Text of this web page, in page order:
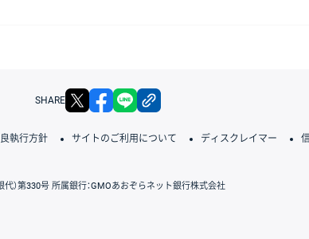
SHARE X facebook
執行方針 サイトのご利用について ディスクレイマー
）第330号 所属銀行：GMOあおぞらネット銀行株式会社